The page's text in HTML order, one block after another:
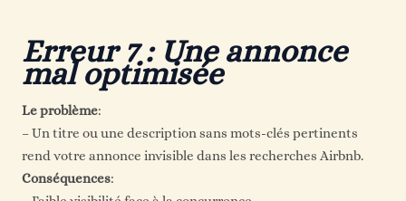
Erreur 7 : Une annonce
mal optimisée
Le problème:
– Un titre ou une description sans mots-clés pertinents
rend votre annonce invisible dans les recherches Airbnb.
Conséquences: